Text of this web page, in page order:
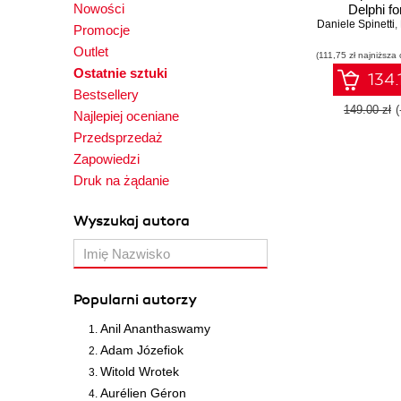
Nowości
Promocje
Outlet
Ostatnie sztuki
Bestsellery
Najlepiej oceniane
Przedsprzedaż
Zapowiedzi
Druk na żądanie
Wyszukaj autora
Popularni autorzy
Anil Ananthaswamy
Adam Józefiok
Witold Wrotek
Aurélien Géron
Delphi
server-
Daniele Spinetti,
(111,75 zł
149.00 zł